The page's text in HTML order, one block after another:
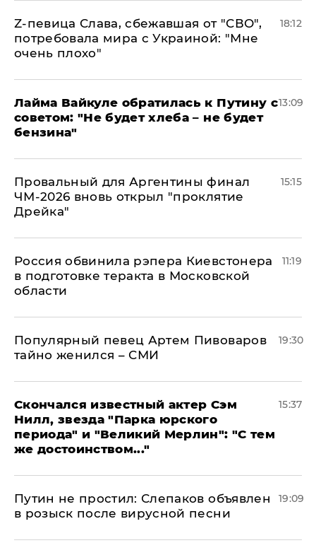
Z-певица Слава, сбежавшая от "СВО",
потребовала мира с Украиной: "Мне
очень плохо"
18:12
Лайма Вайкуле обратилась к Путину с
советом: "Не будет хлеба – не будет
бензина"
13:09
Провальный для Аргентины финал
ЧМ-2026 вновь открыл "проклятие
Дрейка"
15:15
Россия обвинила рэпера Киевстонера
в подготовке теракта в Московской
области
11:19
Популярный певец Артем Пивоваров
тайно женился – СМИ
19:30
Скончался известный актер Сэм
Нилл, звезда "Парка юрского
периода" и "Великий Мерлин": "С тем
же достоинством..."
15:37
Путин не простил: Слепаков объявлен
в розыск после вирусной песни
19:09